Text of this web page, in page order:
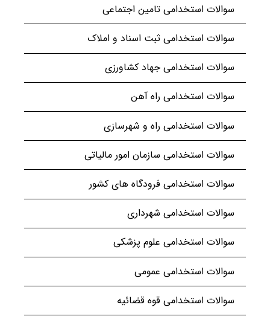
سوالات استخدامی تامین اجتماعی
سوالات استخدامی ثبت اسناد و املاک
سوالات استخدامی جهاد کشاورزی
سوالات استخدامی راه آهن
سوالات استخدامی راه و شهرسازی
سوالات استخدامی سازمان امور مالیاتی
سوالات استخدامی فرودگاه های کشور
سوالات استخدامی شهرداری
سوالات استخدامی علوم پزشکی
سوالات استخدامی عمومی
سوالات استخدامی قوه قضائیه